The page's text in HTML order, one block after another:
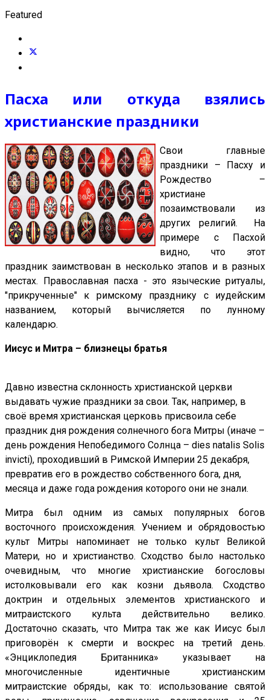
Featured
Пасха или откуда взялись
христианские праздники
Свои главные
праздники – Пасху и
Рождество –
христиане
позаимствовали из
других религий. На
примере с Пасхой
видно, что этот
праздник заимствован в несколько этапов и в разных
местах. Православная пасха - это языческие ритуалы,
"прикрученные" к римскому празднику с иудейским
названием, который вычисляется по лунному
календарю.
Иисус и Митра – близнецы братья
Давно известна склонность христианской церкви
выдавать чужие праздники за свои. Так, например, в
своё время христианская церковь присвоила себе
праздник дня рождения солнечного бога Митры (иначе –
день рождения Непобедимого Солнца – dies natalis Solis
invicti), проходивший в Римской Империи 25 декабря,
превратив его в рождество собственного бога, дня,
месяца и даже года рождения которого они не знали.
Митра был одним из самых популярных богов
восточного происхождения. Учением и обрядовостью
культ Митры напоминает не только культ Великой
Матери, но и христианство. Сходство было настолько
очевидным, что многие христианские богословы
истолковывали его как козни дьявола. Сходство
доктрин и отдельных элементов христианского и
митраистского культа действительно велико.
Достаточно сказать, что Митра так же как Иисус был
приговорён к смерти и воскрес на третий день.
«Энциклопедия Британника» указывает на
многочисленные идентичные христианским
митраистские обряды, как то: использование святой